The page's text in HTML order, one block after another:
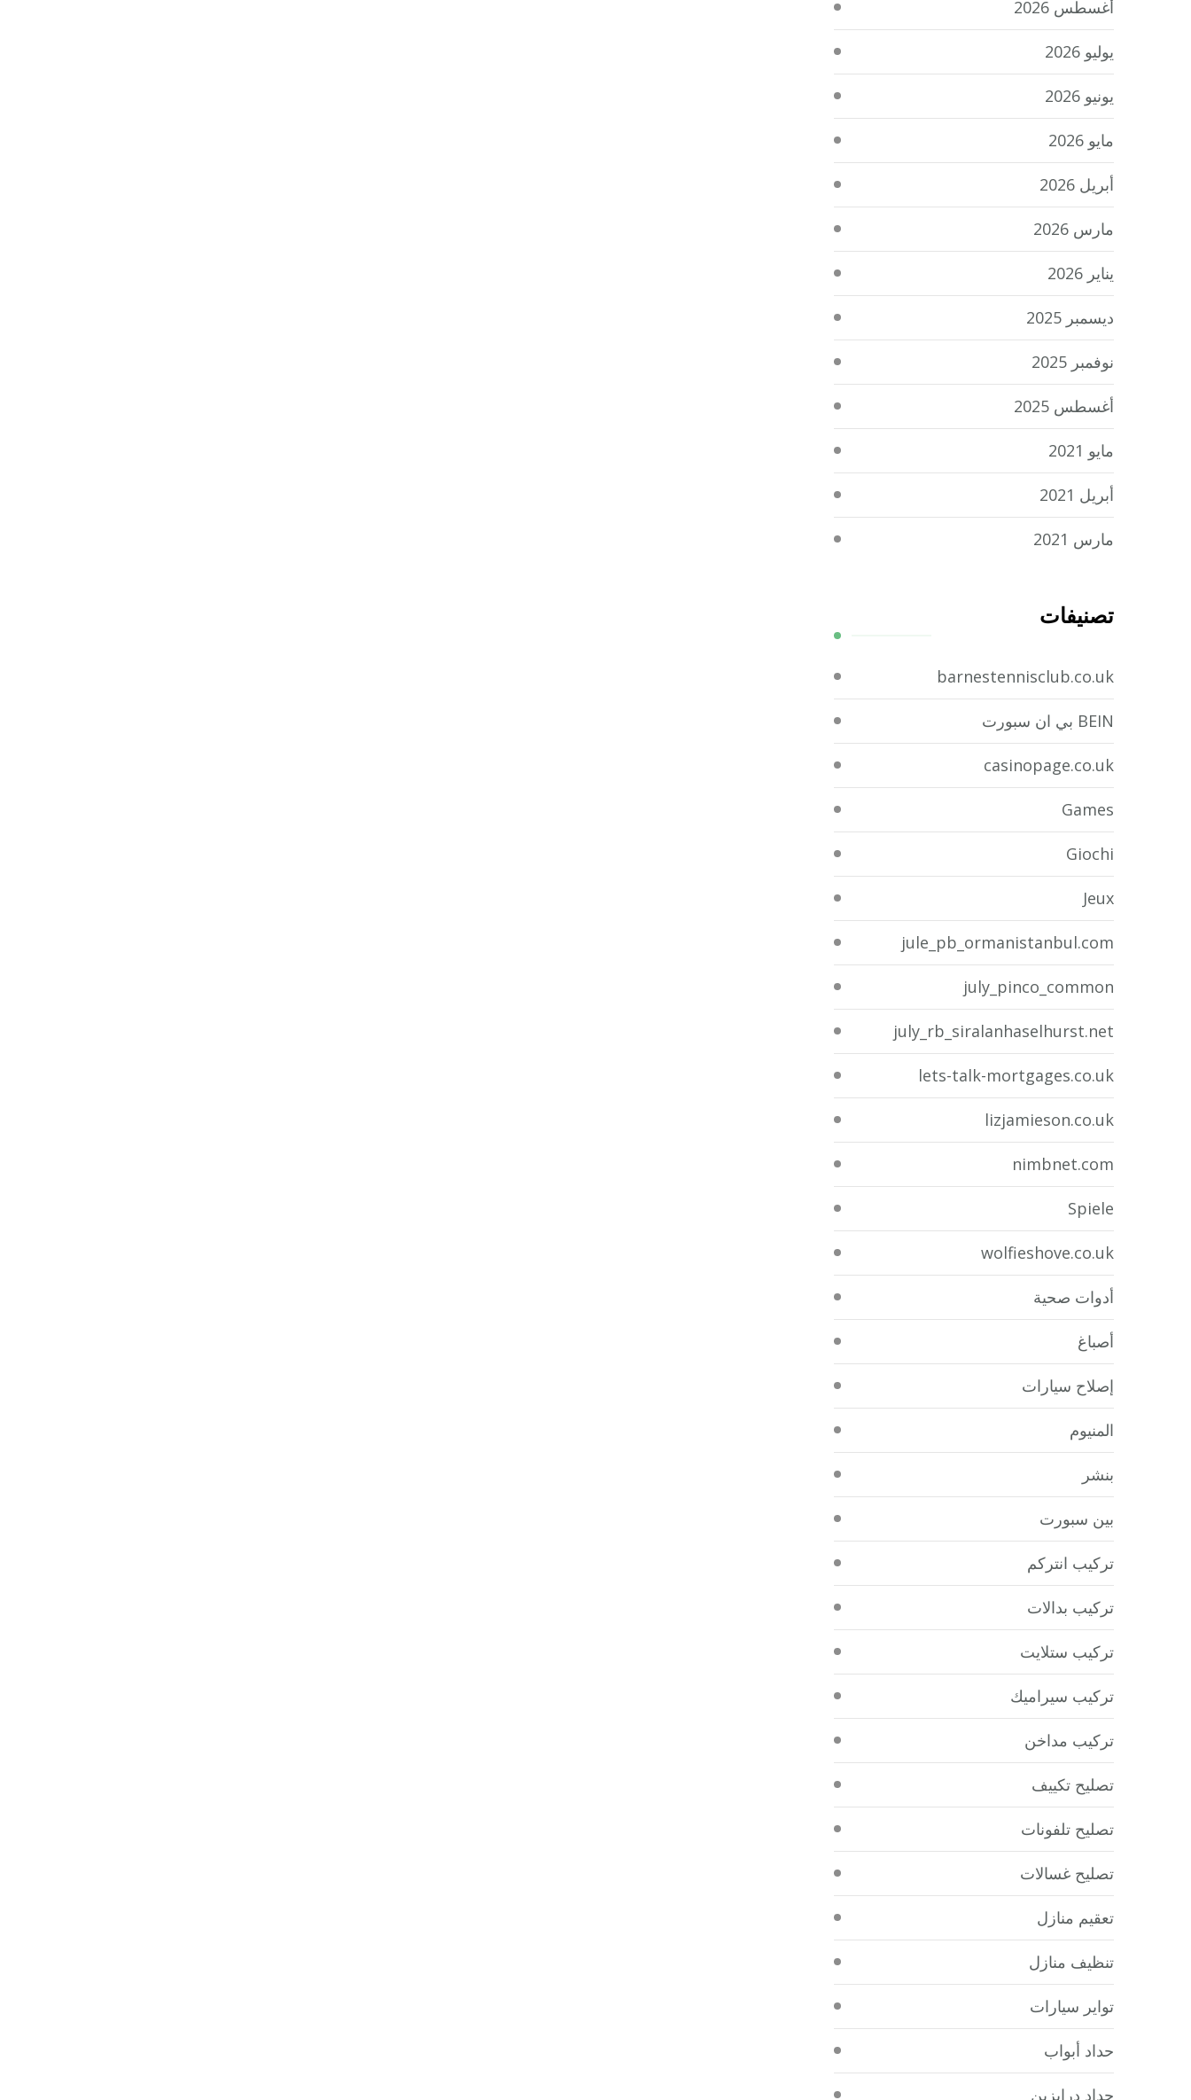
أغسطس 2026
يوليو 2026
يونيو 2026
مايو 2026
أبريل 2026
مارس 2026
يناير 2026
ديسمبر 2025
نوفمبر 2025
أغسطس 2025
مايو 2021
أبريل 2021
مارس 2021
تصنيفات
barnestennisclub.co.uk
BEIN بي ان سبورت
casinopage.co.uk
Games
Giochi
Jeux
jule_pb_ormanistanbul.com
july_pinco_common
july_rb_siralanhaselhurst.net
lets-talk-mortgages.co.uk
lizjamieson.co.uk
nimbnet.com
Spiele
wolfieshove.co.uk
أدوات صحية
أصباغ
إصلاح سيارات
المنيوم
بنشر
بين سبورت
تركيب انتركم
تركيب بدالات
تركيب ستلايت
تركيب سيراميك
تركيب مداخن
تصليح تكييف
تصليح تلفونات
تصليح غسالات
تعقيم منازل
تنظيف منازل
تواير سيارات
حداد أبواب
حداد درابزين